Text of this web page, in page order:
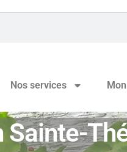
Nos services
Sainte-